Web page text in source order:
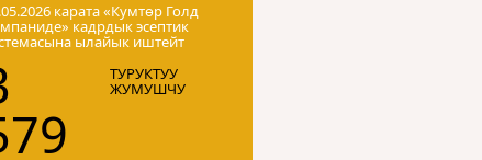
карата «Кумтɵр Голд
кадрдык эсептик
ылайык иштейт
ТУРУКТУУ
ЖУМУШЧУ